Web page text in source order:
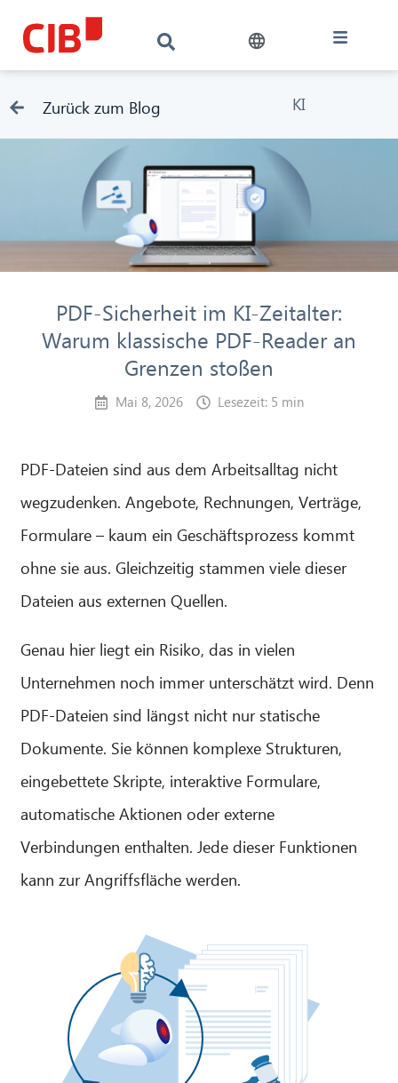
Zurück zum Blog KI
PDF-Sicherheit im KI-Zeitalter:
Warum klassische PDF-Reader an
Grenzen stoßen
Mai 8, 2026 Lesezeit: 5 min
PDF-Dateien sind aus dem Arbeitsalltag nicht
wegzudenken. Angebote, Rechnungen, Verträge,
Formulare – kaum ein Geschäftsprozess kommt
ohne sie aus. Gleichzeitig stammen viele dieser
Dateien aus externen Quellen.
Genau hier liegt ein Risiko, das in vielen
Unternehmen noch immer unterschätzt wird. Denn
PDF-Dateien sind längst nicht nur statische
Dokumente. Sie können komplexe Strukturen,
eingebettete Skripte, interaktive Formulare,
automatische Aktionen oder externe
Verbindungen enthalten. Jede dieser Funktionen
kann zur Angriffsfläche werden.